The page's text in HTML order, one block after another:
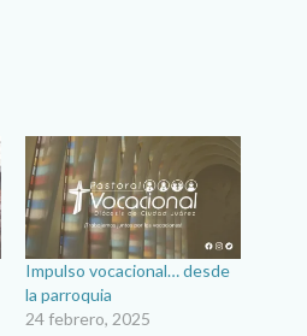
Impulso vocacional… desde
la parroquia
24 febrero, 2025